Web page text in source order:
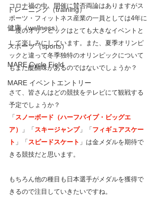
トレーニング（training）
健康（wellness）
スポーツ（sports）
MARE Cycle Field
MARE イベントエントリー
コロナ禍の中、開催に賛否両論はありますがス
ポーツ・フィットネス産業の一員としては4年に
一度のオリンピックはとても大きなイベントと
して楽しみにしています。また、夏季オリンピ
ックと違って冬季独特のオリンピックについて
もまた醍醐味があるのではないでしょうか？
さて、皆さんはどの競技をテレビにて観戦する
予定でしょうか？
「 スノーボード（ハーフパイプ・ビッグエ
ア）
」「 スキージャンプ」「 フィギュアスケー
ト 」「 スピードスケート 」は金メダルを期待で
きる競技だと思います。
もちろん他の種目も日本選手がメダルを獲得で
きるので注目していきたいですね。